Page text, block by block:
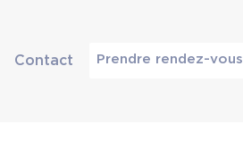
Contact Prendre rendez-vous